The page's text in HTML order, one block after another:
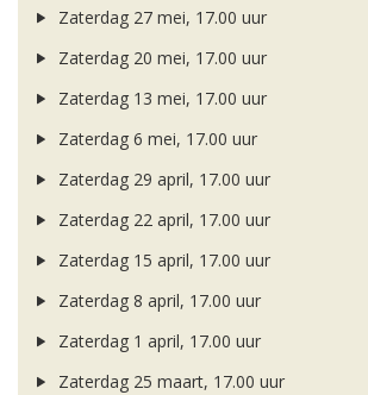
Zaterdag 27 mei, 17.00 uur
Zaterdag 20 mei, 17.00 uur
Zaterdag 13 mei, 17.00 uur
Zaterdag 6 mei, 17.00 uur
Zaterdag 29 april, 17.00 uur
Zaterdag 22 april, 17.00 uur
Zaterdag 15 april, 17.00 uur
Zaterdag 8 april, 17.00 uur
Zaterdag 1 april, 17.00 uur
Zaterdag 25 maart, 17.00 uur